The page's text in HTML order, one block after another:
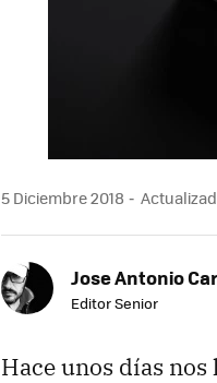
5 Diciembre 2018
Jose Antonio
Editor Senior
Hace unos días